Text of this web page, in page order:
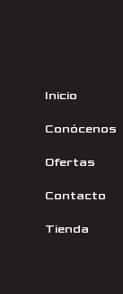
Inicio
Conócenos
Ofertas
Contacto
Tienda